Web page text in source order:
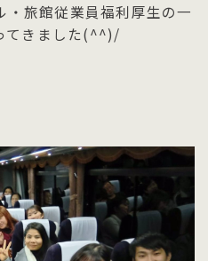
旅館従業員福利厚生の一
てきました(^^)/